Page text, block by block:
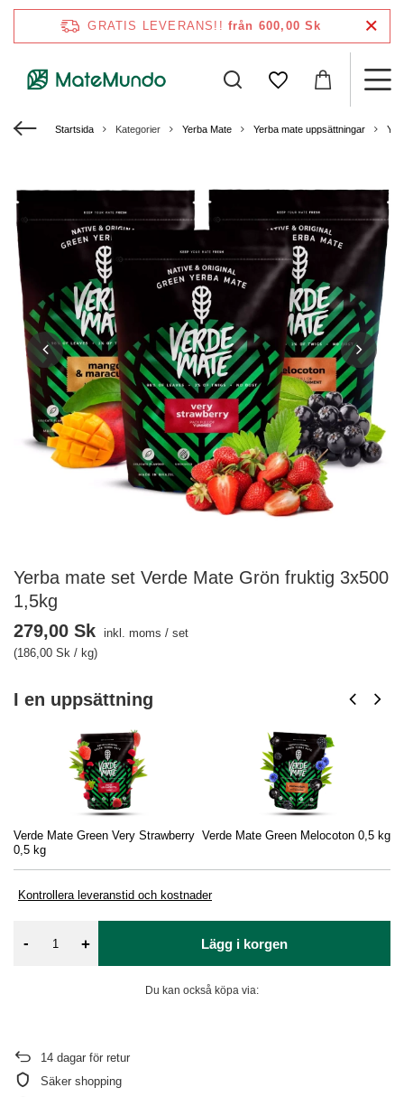
GRATIS LEVERANS!! från 600,00 Sk
Startsida Kategorier Yerba Mate Yerba mate uppsättningar
Yerba mate set Verde Mate Grön fruktig 3x500
1,5kg
I en uppsättning
Verde Mate Green Very Strawberry
0,5 kg
Verde Mate Green Melocoton 0,5 kg
Kontrollera leveranstid och kostnader
279,00 Sk inkl. moms / set
(186,00 Sk / kg)
- + Lägg i korgen
Du kan också köpa via:
14 dagar för retur
Säker shopping